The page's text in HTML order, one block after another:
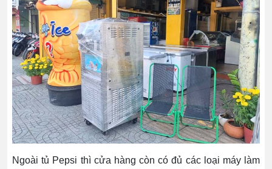
Ngoài tủ Pepsi thì cửa hàng còn có đủ các loại máy làm